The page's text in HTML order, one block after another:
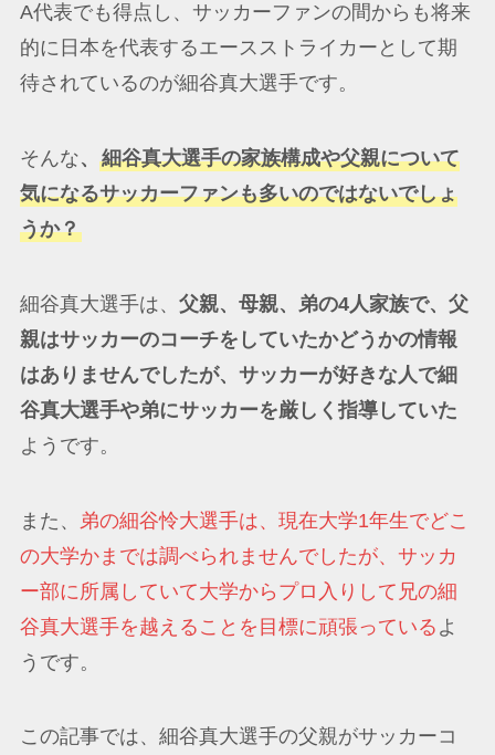
A代表でも得点し、サッカーファンの間からも将来
的に日本を代表するエースストライカーとして期
待されているのが細谷真大選手です。
そんな、 細谷真大選手の家族構成や父親について
気になるサッカーファンも多いのではないでしょ
うか？
細谷真大選手は、 父親、母親、弟の4人家族で、父
親はサッカーのコーチをしていたかどうかの情報
はありませんでしたが、サッカーが好きな人で細
谷真大選手や弟にサッカーを厳しく指導していた
ようです。
また、
弟の細谷怜大選手は、現在大学1年生でどこ
の大学かまでは調べられませんでしたが、サッカ
ー部に所属していて大学からプロ入りして兄の細
谷真大選手を越えることを目標に頑張っている よ
うです。
この記事では、細谷真大選手の父親がサッカーコ